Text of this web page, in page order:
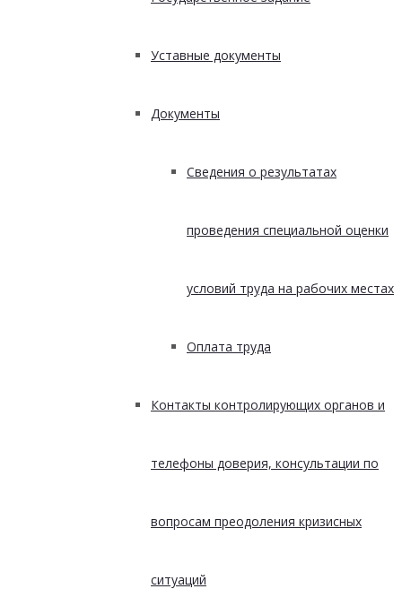
Уставные документы
Документы
Сведения о результатах
проведения специальной оценки
условий труда на рабочих местах
Оплата труда
Контакты контролирующих органов и
телефоны доверия, консультации по
вопросам преодоления кризисных
ситуаций